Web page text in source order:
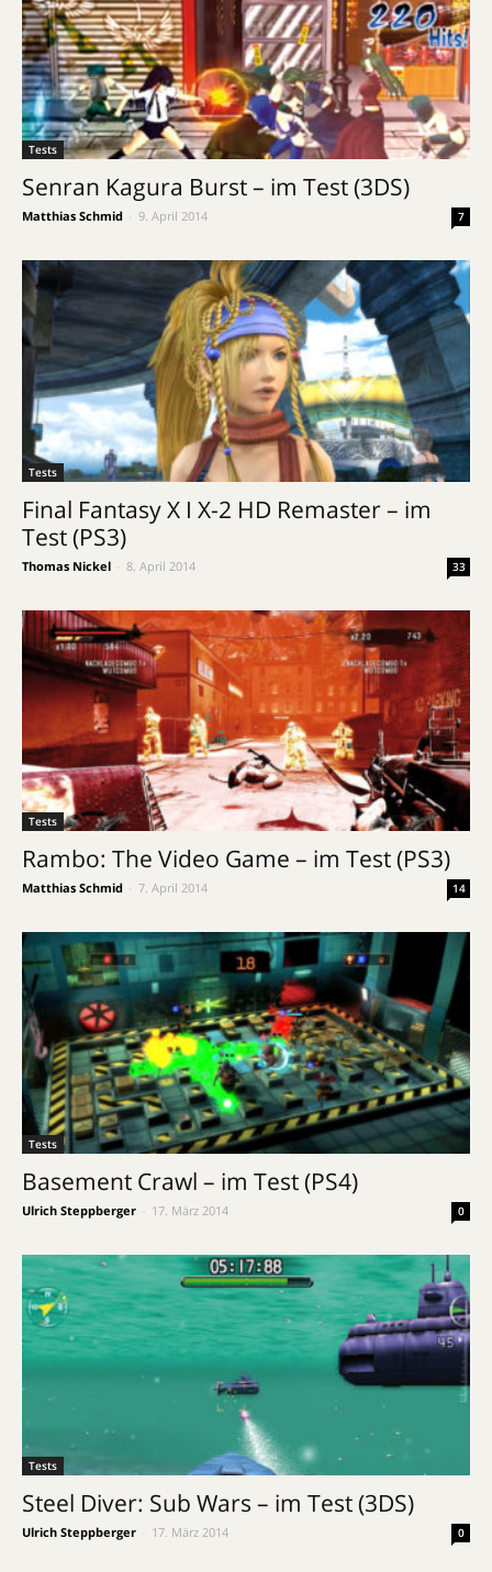
Tests
Senran Kagura Burst – im Test (3DS)
Matthias Schmid 9. April 2014 7
Tests
Final Fantasy X I X-2 HD Remaster – im
Test (PS3)
Thomas Nickel 8. April 2014 33
Tests
Rambo: The Video Game – im Test (PS3)
Matthias Schmid 7. April 2014 14
Tests
Basement Crawl – im Test (PS4)
Ulrich Steppberger 17. März 2014 0
Tests
Steel Diver: Sub Wars – im Test (3DS)
Ulrich Steppberger 17. März 2014 0